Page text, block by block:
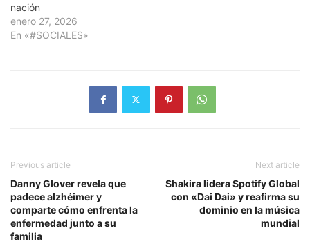
nación
enero 27, 2026
En «#SOCIALES»
Previous article
Danny Glover revela que
padece alzhéimer y
comparte cómo enfrenta la
enfermedad junto a su
familia
Next article
Shakira lidera Spotify Global
con «Dai Dai» y reafirma su
dominio en la música
mundial